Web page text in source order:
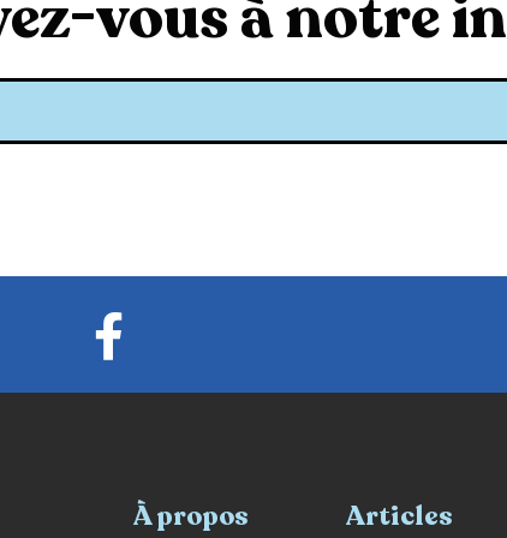
vous à notre
À propos Articles